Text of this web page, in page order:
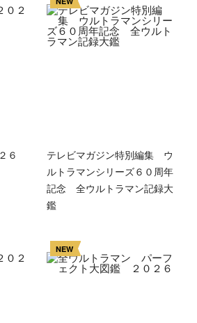
６
テレビマガジン特別編集 ウ
ルトラマンシリーズ６０周年
記念 全ウルトラマン記録大
鑑
NEW